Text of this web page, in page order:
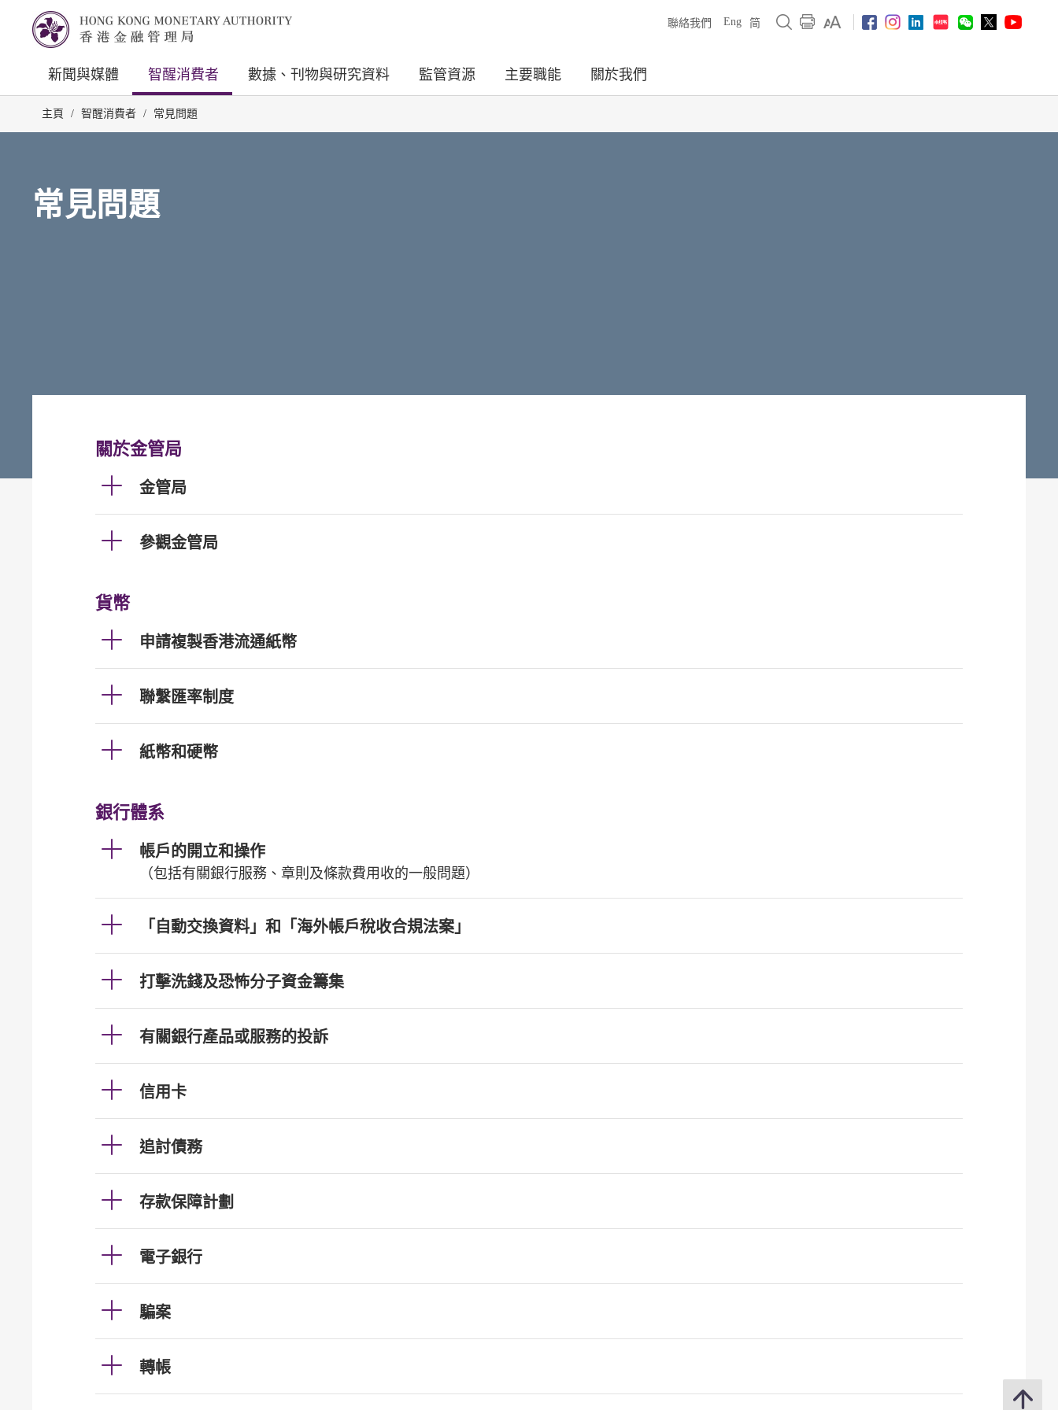
聯絡我們 Eng 简
新聞與媒體 智醒消費者 數據、刊物與研究資料 監管資源 主要職能 關於我們
主頁 / 智醒消費者 / 常見問題
常見問題
關於金管局
金管局
參觀金管局
貨幣
申請複製香港流通紙幣
聯繫匯率制度
紙幣和硬幣
銀行體系
帳戶的開立和操作
（包括有關銀行服務、章則及條款費用收的一般問題）
「自動交換資料」和「海外帳戶稅收合規法案」
打擊洗錢及恐怖分子資金籌集
有關銀行產品或服務的投訴
信用卡
追討債務
存款保障計劃
電子銀行
騙案
轉帳